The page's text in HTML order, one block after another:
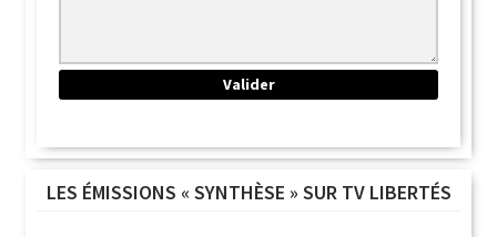
LES ÉMISSIONS « SYNTHÈSE » SUR TV LIBERTÉS